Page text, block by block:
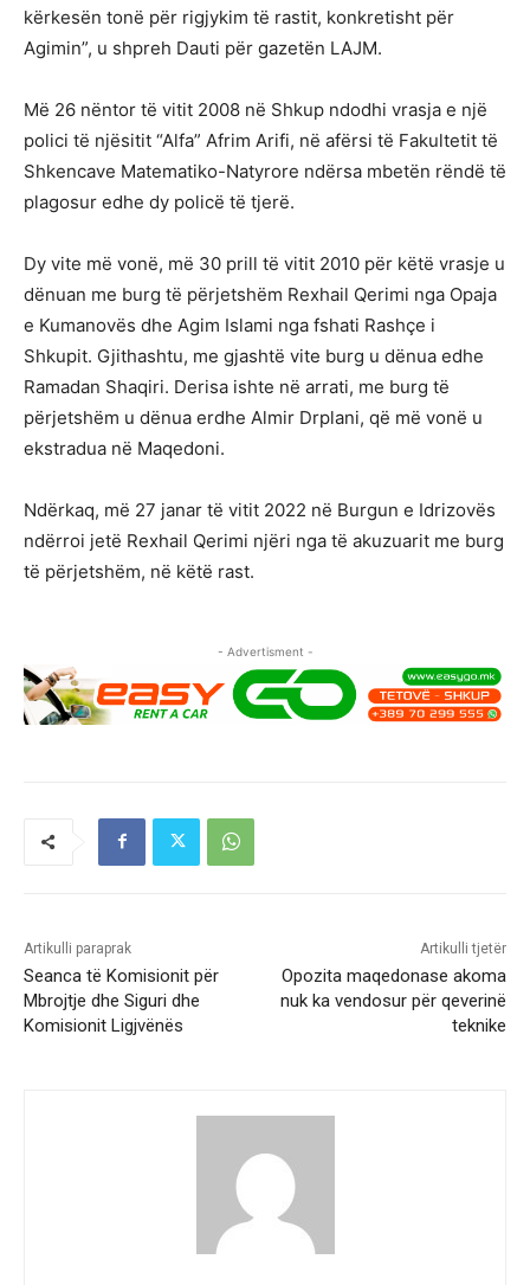
kërkesën tonë për rigjykim të rastit, konkretisht për
Agimin”, u shpreh Dauti për gazetën LAJM.
Më 26 nëntor të vitit 2008 në Shkup ndodhi vrasja e një
polici të njësitit “Alfa” Afrim Arifi, në afërsi të Fakultetit të
Shkencave Matematiko-Natyrore ndërsa mbetën rëndë të
plagosur edhe dy policë të tjerë.
Dy vite më vonë, më 30 prill të vitit 2010 për këtë vrasje u
dënuan me burg të përjetshëm Rexhail Qerimi nga Opaja
e Kumanovës dhe Agim Islami nga fshati Rashçe i
Shkupit. Gjithashtu, me gjashtë vite burg u dënua edhe
Ramadan Shaqiri. Derisa ishte në arrati, me burg të
përjetshëm u dënua erdhe Almir Drplani, që më vonë u
ekstradua në Maqedoni.
Ndërkaq, më 27 janar të vitit 2022 në Burgun e Idrizovës
ndërroi jetë Rexhail Qerimi njëri nga të akuzuarit me burg
të përjetshëm, në këtë rast.
- Advertisment -
Artikulli paraprak
Seanca të Komisionit për
Mbrojtje dhe Siguri dhe
Komisionit Ligjvënës
Artikulli tjetër
Opozita maqedonase akoma
nuk ka vendosur për qeverinë
teknike